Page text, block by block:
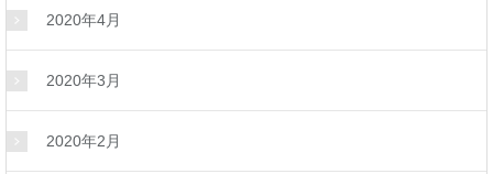
2020年4月
2020年3月
2020年2月